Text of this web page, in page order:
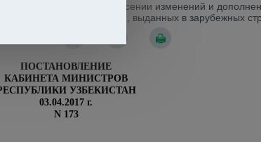
03.04.2017 г. N 173 "О внесении изменений и
об образовании, выданных в зарубежных
ПОСТАНОВЛЕНИЕ
КАБИНЕТА МИНИСТРОВ
УЗБЕКИСТАН
03.04.2017 г.
N 173